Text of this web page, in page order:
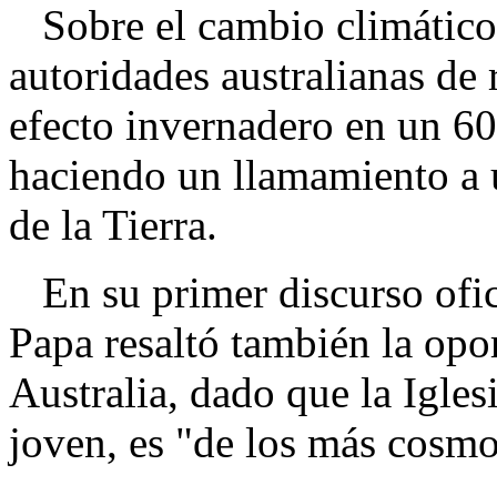
Sobre el cambio
autoridades australianas
efecto invernadero en un
haciendo un llamamiento
de la Tierra.
En su primer discurso
Papa resaltó también la
Australia, dado que la
joven, es "de los más